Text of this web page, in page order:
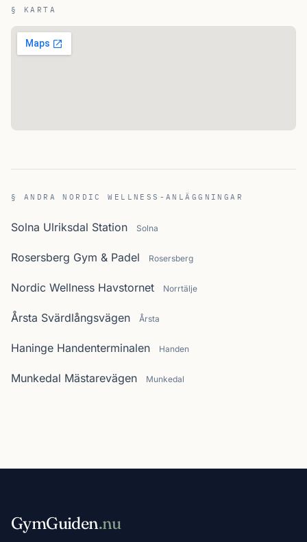
§ KARTA
§ ANDRA NORDIC WELLNESS-ANLÄGGNINGAR
Solna Ulriksdal Station Solna
Rosersberg Gym & Padel Rosersberg
Nordic Wellness Havstornet Norrtälje
Årsta Svärdlångsvägen Årsta
Haninge Handenterminalen Handen
Munkedal Mästarevägen Munkedal
GymGuiden.nu